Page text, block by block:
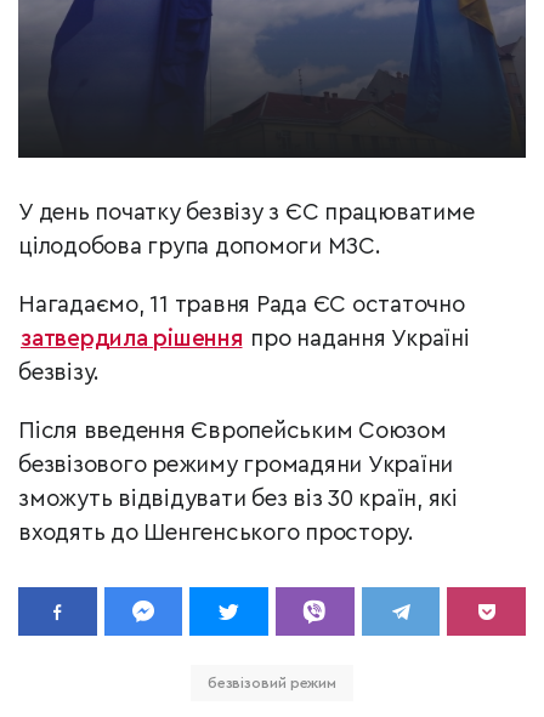
У день початку безвізу з ЄС працюватиме
цілодобова група допомоги МЗС.
Нагадаємо, 11 травня Рада ЄС остаточно
затвердила рішення про надання Україні
безвізу.
Після введення Європейським Союзом
безвізового режиму громадяни України
зможуть відвідувати без віз 30 країн, які
входять до Шенгенського простору.
безвізовий режим